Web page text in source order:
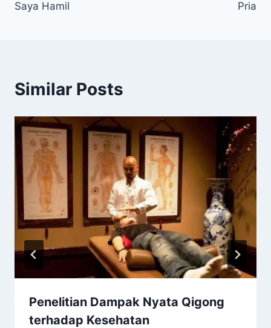
Saya Hamil
Pria
Similar Posts
Penelitian Dampak Nyata Qigong
terhadap Kesehatan